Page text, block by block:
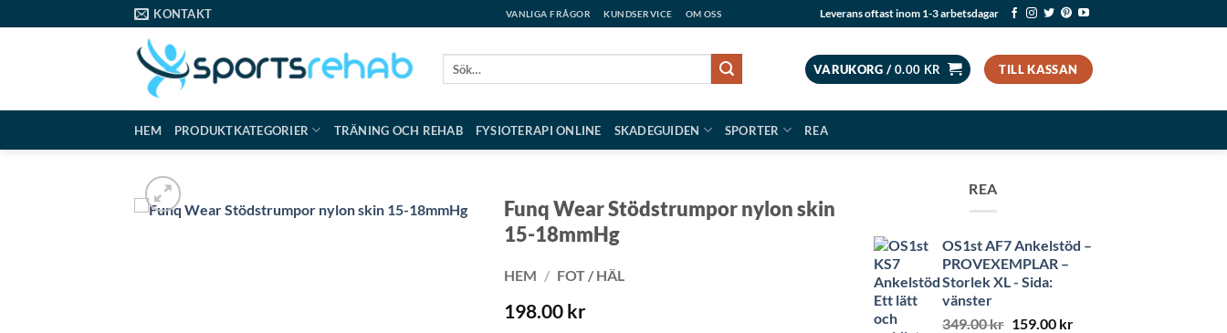
to
KONTAKT VANLIGA FRÅGOR KUNDSERVICE OM OSS Leverans oftast inom 1-3 arbetsdagar
VARUKORG /0.00 KR TILL KASSAN
HEM PRODUKTKATEGORIER TRÄNING OCH REHAB FYSIOTERAPI ONLINE SKADEGUIDEN SPORTER REA
Funq Wear Stödstrumpor nylon skin
15-18mmHg
HEM / FOT / HÄL
198.00 kr
REA
OS1st AF7 Ankelstöd –
PROVEXEMPLAR –
Storlek XL - Sida:
vänster
349.00kr Det
159.00 krDet